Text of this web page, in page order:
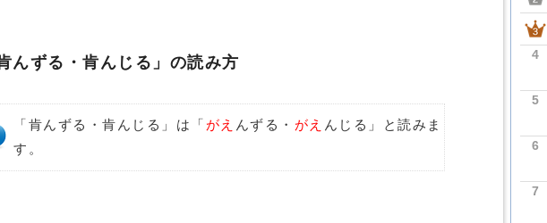
肯んずる・肯んじる」の読み方
「肯んずる・肯んじる」は「 がえ んずる・ がえ んじる」と読みま
す。
4
5
6
7